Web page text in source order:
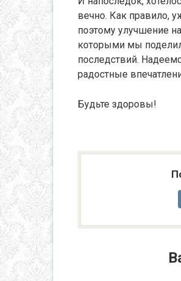
вечно. Как правило,
поэтому улучшение
которыми мы
последствий.
радостные
Будьте здоровы!